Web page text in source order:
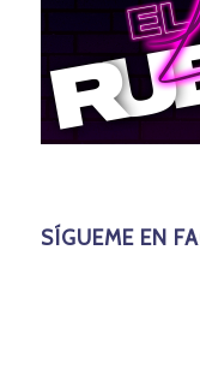
SÍGUEME EN